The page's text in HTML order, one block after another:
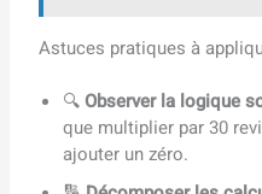
Astuces pratiques à
🔍Observer la logique
que multiplier par 30
ajouter un zéro.